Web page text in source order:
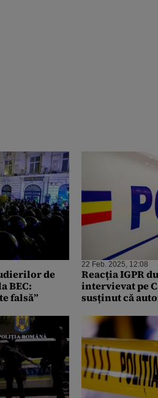
de
BEC:
falsă”
22 Feb. 2025, 12:08
Reacția IGPR
intervievat pe
susținut că